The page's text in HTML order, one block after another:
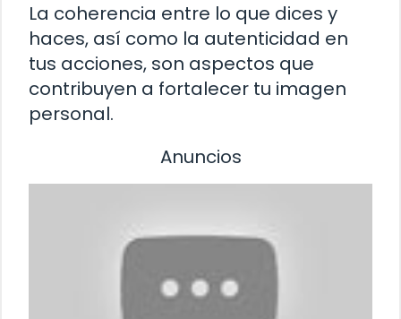
La coherencia entre lo que dices y
haces, así como la autenticidad en
tus acciones, son aspectos que
contribuyen a fortalecer tu imagen
personal.
Anuncios